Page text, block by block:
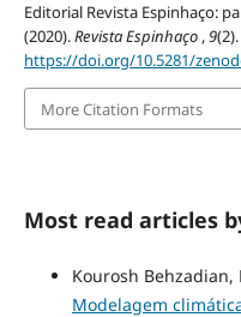
Editorial Revista Espinhaço:
(2020).Revista Espinhaço ,9(2).
https://doi.org/10.5281/
More Citation Formats
Most read articles
Kourosh Behzadian,
Modelagem